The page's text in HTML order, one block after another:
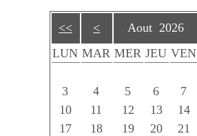
<< < Aout 2026
LUN MAR MER JEU VEN
3
4 5 6 7
10
11 12 13 14
17
18 19 20 21